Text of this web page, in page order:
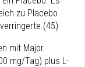
zu Placebo
mit Major
mg/Tag) plus L-